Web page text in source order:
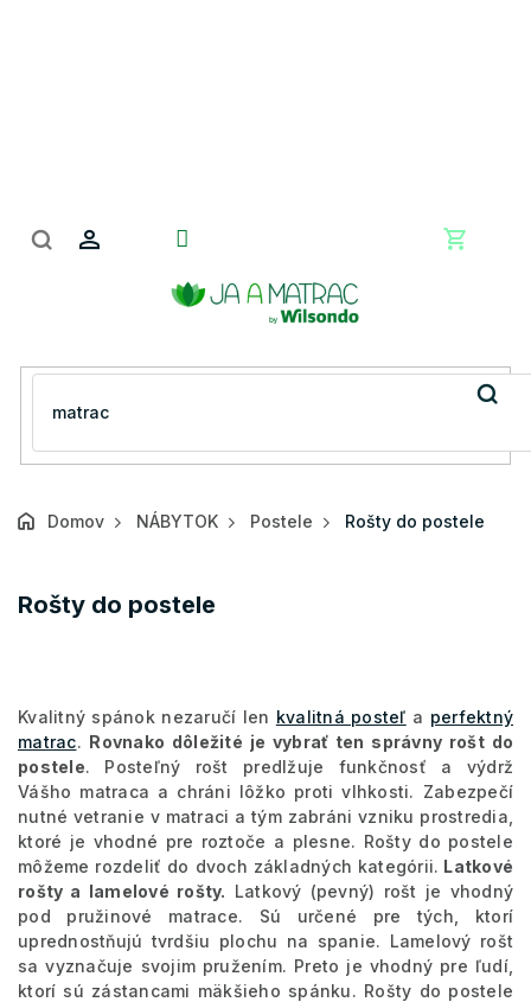
Domov NÁBYTOK Postele Rošty do postele
Rošty do postele
Kvalitný spánok nezaručí len kvalitná posteľ a perfektný
matrac. Rovnako dôležité je vybrať ten správny rošt do
postele. Posteľný rošt predlžuje funkčnosť a výdrž
Vášho matraca a chráni lôžko proti vlhkosti. Zabezpečí
nutné vetranie v matraci a tým zabráni vzniku prostredia,
ktoré je vhodné pre roztoče a plesne. Rošty do postele
môžeme rozdeliť do dvoch základných kategórii. Latkové
rošty a lamelové rošty. Latkový (pevný) rošt je vhodný
pod pružinové matrace. Sú určené pre tých, ktorí
uprednostňujú tvrdšiu plochu na spanie. Lamelový rošt
sa vyznačuje svojim pružením. Preto je vhodný pre ľudí,
ktorí sú zástancami mäkšieho spánku. Rošty do postele